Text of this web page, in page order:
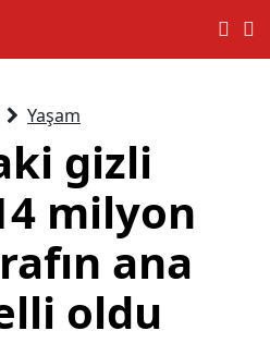
Yaşam
gizli
milyon
ana
oldu